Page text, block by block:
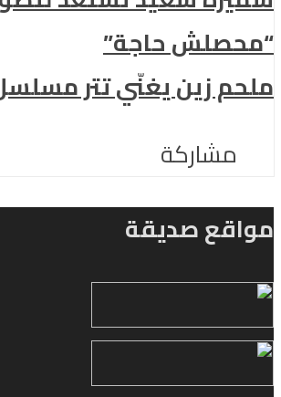
“محصلش حاجة”
ملحم زين يغنّي تتر
مشاركة
مواقع صديقة